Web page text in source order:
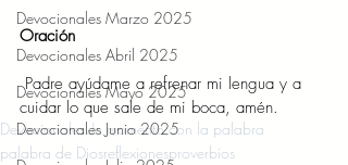
Devocionales Marzo 2025
Devocionales Abril 2025
Devocionales Mayo 2025
Devocionales Junio 2025
Oración
Padre ayúdame a refrenar mi lengua y a
cuidar lo que sale de mi boca, amén.
DevocionalesUn momento con la palabra
palabra de Diosreflexionesproverbios